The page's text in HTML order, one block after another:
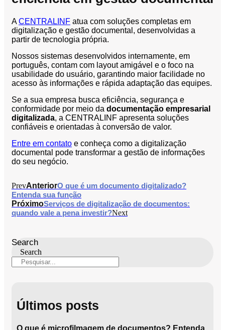
ACENTRALINF atua com soluções completas em
digitalização e gestão documental, desenvolvidas a
partir de tecnologia própria.
Nossos sistemas desenvolvidos internamente, em
português, contam com layout amigável e o foco na
usabilidade do usuário, garantindo maior facilidade no
acesso às informações e rápida adaptação das equipes.
Se a sua empresa busca eficiência, segurança e
conformidade por meio da documentação empresarial
digitalizada, a CENTRALINF apresenta soluções
confiáveis e orientadas à conversão de valor.
Entre em contato e conheça como a digitalização
documental pode transformar a gestão de informações
do seu negócio.
PrevAnteriorO que é um documento digitalizado?
Entenda sua função
PróximoServiços de digitalização de documentos:
quando vale a pena investir?Next
Search
Search
Últimos posts